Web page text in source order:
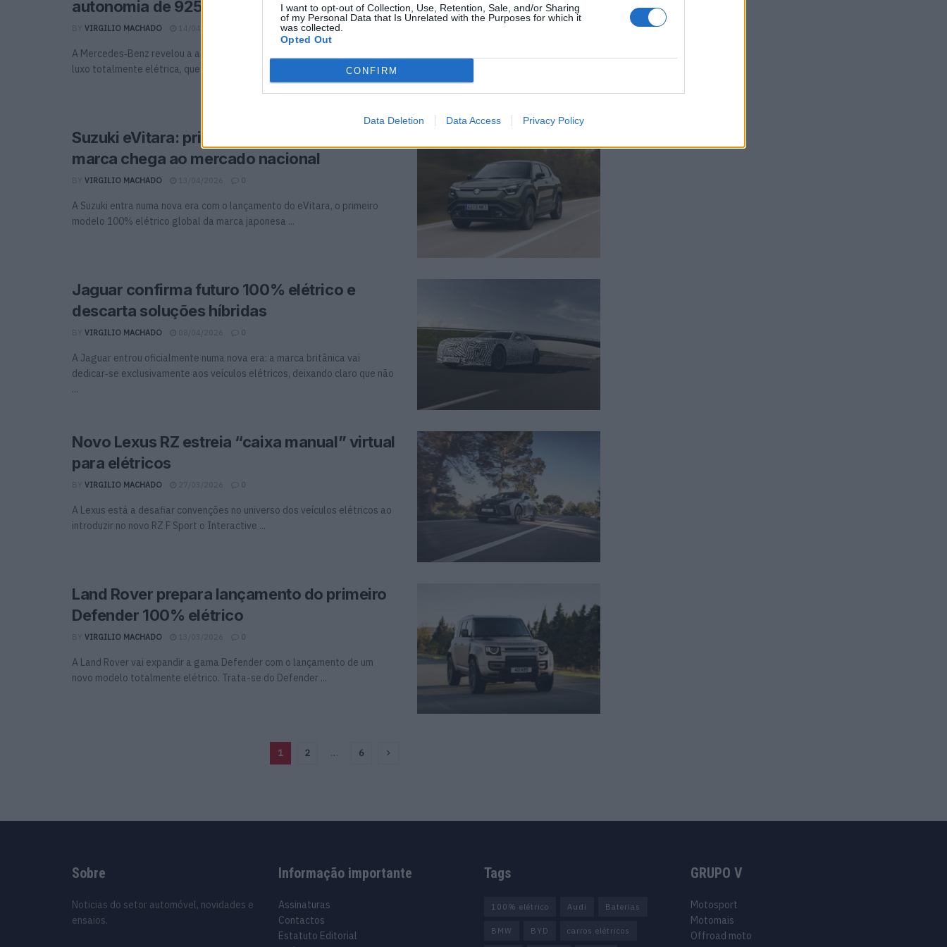
I want to opt-out of Collection, Use, Retention, Sale, and/or Sharing
of my Personal Data that Is Unrelated with the Purposes for which it
was collected.
Opted Out
CONFIRM
Data Deletion Data Access Privacy Policy
autonomia de 925 km
BY VIRGILIO MACHADO 14/04/2026
A Mercedes‑Benz revelou a atualização profunda do EQS, a sua berlina de
luxo totalmente elétrica, que passa agora a oferecer ...
Suzuki eVitara: primeiro elétrico global da
marca chega ao mercado nacional
BY VIRGILIO MACHADO 13/04/2026 0
A Suzuki entra numa nova era com o lançamento do eVitara, o primeiro
modelo 100% elétrico global da marca japonesa ...
Jaguar confirma futuro 100% elétrico e
descarta soluções híbridas
BY VIRGILIO MACHADO 08/04/2026 0
A Jaguar entrou oficialmente numa nova era: a marca britânica vai
dedicar‑se exclusivamente aos veículos elétricos, deixando claro que não
...
Novo Lexus RZ estreia “caixa manual” virtual
para elétricos
BY VIRGILIO MACHADO 27/03/2026 0
A Lexus está a desafiar convenções no universo dos veículos elétricos ao
introduzir no novo RZ F Sport o Interactive ...
Land Rover prepara lançamento do primeiro
Defender 100% elétrico
BY VIRGILIO MACHADO 0
A Land Rover vai expandir a gama Defender com o lançamento de um
novo modelo totalmente elétrico. Trata-se do Defender ...
1 2 … 6
Sobre
Noticias do setor automóvel, novidades e
ensaios.
Informação importante
Assinaturas
Contactos
Estatuto Editorial
Tags
100% elétrico Audi Baterias
BMW BYD carros elétricos
GRUPO V
Motosport
Motomais
Offroad moto